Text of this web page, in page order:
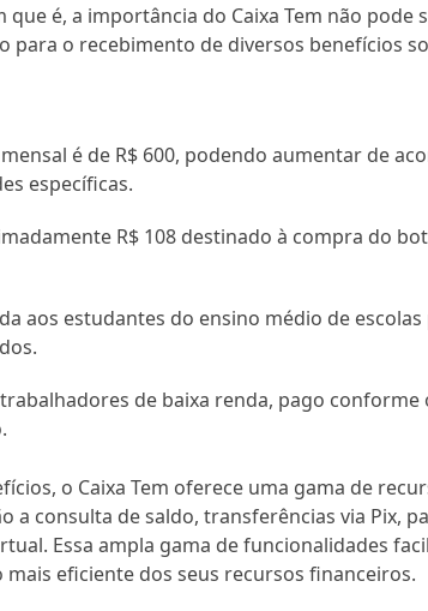
é, a importância do Caixa Tem não pode
para o recebimento de diversos benefícios
é de R$ 600, podendo aumentar de
específicas.
R$ 108 destinado à compra do
aos estudantes do ensino médio de escolas
de baixa renda, pago conforme
o Caixa Tem oferece uma gama de
a consulta de saldo, transferências via Pix,
Essa ampla gama de funcionalidades
eficiente dos seus recursos financeiros.